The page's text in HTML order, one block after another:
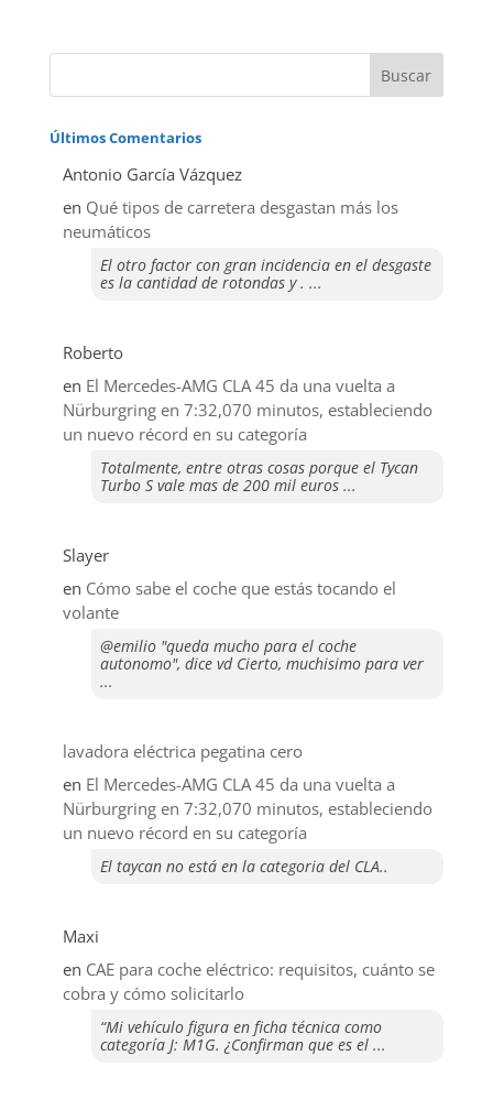
Últimos Comentarios
Antonio García Vázquez
en Qué tipos de carretera desgastan más los
neumáticos
El otro factor con gran incidencia en el desgaste
es la cantidad de rotondas y . ...
Roberto
en El Mercedes-AMG CLA 45 da una vuelta a
Nürburgring en 7:32,070 minutos, estableciendo
un nuevo récord en su categoría
Totalmente, entre otras cosas porque el Tycan
Turbo S vale mas de 200 mil euros ...
Slayer
en ​Cómo sabe el coche que estás tocando el
volante
@emilio "queda mucho para el coche
autonomo", dice vd Cierto, muchisimo para ver
...
lavadora eléctrica pegatina cero
en El Mercedes-AMG CLA 45 da una vuelta a
Nürburgring en 7:32,070 minutos, estableciendo
un nuevo récord en su categoría
El taycan no está en la categoria del CLA..
Maxi
en CAE para coche eléctrico: requisitos, cuánto se
cobra y cómo solicitarlo
“Mi vehículo figura en ficha técnica como
categoría J: M1G. ¿Confirman que es el ...